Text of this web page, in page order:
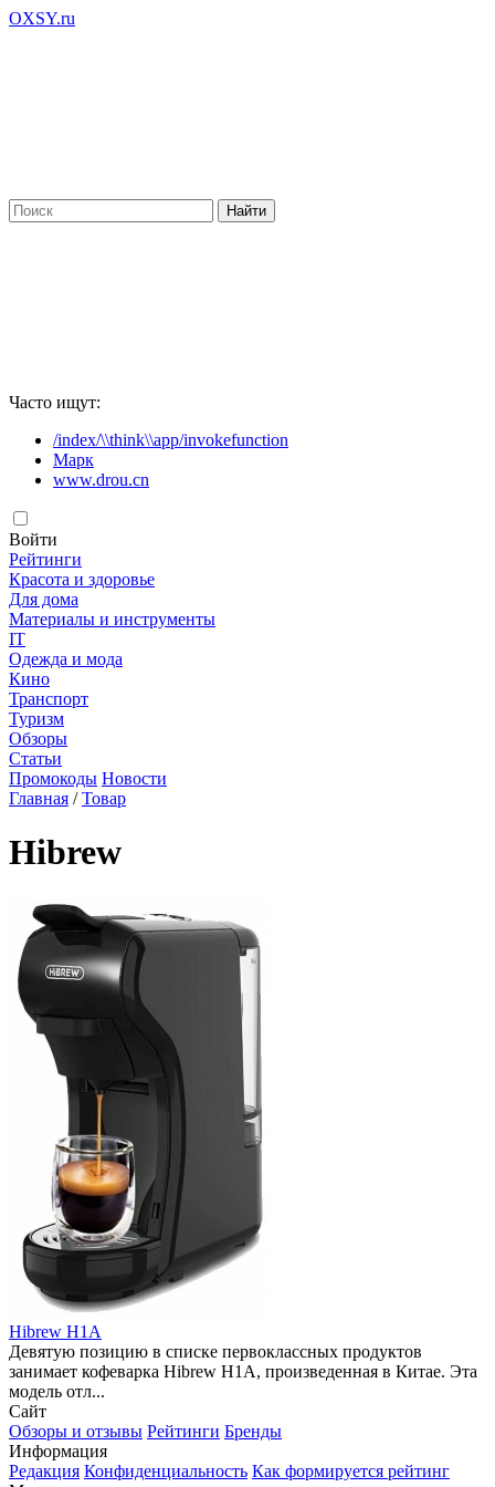
OXSY.ru
Часто ищут:
/index/\\think\\app/invokefunction
Марк
www.drou.cn
Войти
Рейтинги
Красота и здоровье
Для дома
Материалы и инструменты
IT
Одежда и мода
Кино
Транспорт
Туризм
Обзоры
Статьи
Промокоды Новости
Главная /Товар
Hibrew
Hibrew H1A
Девятую позицию в списке первоклассных продуктов
занимает кофеварка Hibrew H1A, произведенная в Китае. Эта
модель отл...
Сайт
Обзоры и отзывы Рейтинги Бренды
Информация
Редакция Конфиденциальность Как формируется рейтинг